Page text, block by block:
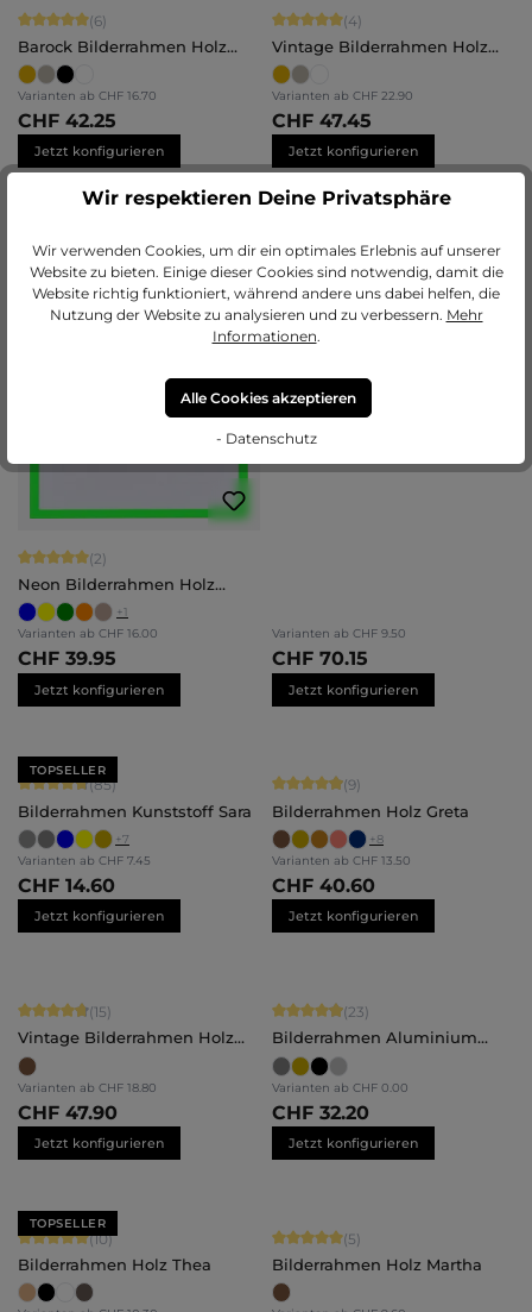
Durchschnittliche Bewertung von 5 von 5 Sternen
(6)
Barock Bilderrahmen Holz
Naomi
Varianten ab CHF 16.70
CHF 42.25
Jetzt konfigurieren
Durchschnittliche Bewertung von 5
(4)
Vintage Bilderrahmen Holz
Lysann
Varianten ab CHF 22.90
CHF 47.45
Jetzt konfigurieren
Durchschnittliche Bewertung von 5 von 5 Sternen
(2)
Neon Bilderrahmen Holz
Bonnie
+1
Varianten ab CHF 16.00
CHF 39.95
Jetzt konfigurieren
Durchschnittliche Bewertung von
(15)
Bilderrahmen Holz Helena
+5
Varianten ab CHF 9.50
CHF 70.15
Jetzt konfigurieren
TOPSELLER
Durchschnittliche Bewertung von 4.71 von 5 Sternen
(85)
Bilderrahmen Kunststoff Sara
+7
Varianten ab CHF 7.45
CHF 14.60
Jetzt konfigurieren
Durchschnittliche Bewertung von
(9)
Bilderrahmen Holz Greta
+8
Varianten ab CHF 13.50
CHF 40.60
Jetzt konfigurieren
Durchschnittliche Bewertung von 4.87 von 5 Sternen
(15)
Vintage Bilderrahmen Holz
Hannah
Varianten ab CHF 18.80
CHF 47.90
Jetzt konfigurieren
Durchschnittliche Bewertung von
(23)
Bilderrahmen Aluminium
Noah
Varianten ab CHF 0.00
CHF 32.20
Jetzt konfigurieren
TOPSELLER
Durchschnittliche Bewertung von 5 von 5 Sternen
(10)
Bilderrahmen Holz Thea
Durchschnittliche Bewertung von 5
(5)
Bilderrahmen Holz Martha
Wir respektieren Deine Privatsphäre
Wir verwenden Cookies, um dir ein optimales Erlebnis auf unserer
Website zu bieten. Einige dieser Cookies sind notwendig, damit die
Website richtig funktioniert, während andere uns dabei helfen, die
Nutzung der Website zu analysieren und zu verbessern. Mehr
Informationen.
Alle Cookies akzeptieren
- Datenschutz